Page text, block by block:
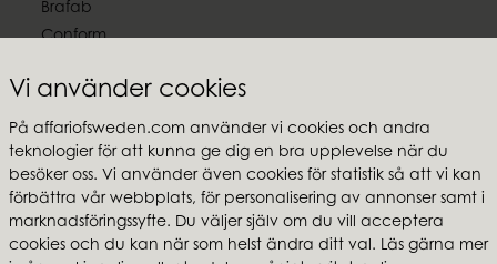
Vi använder cookies
På affariofsweden.com använder vi cookies och andra
teknologier för att kunna ge dig en bra upplevelse när du
besöker oss. Vi använder även cookies för statistik så att vi kan
förbättra vår webbplats, för personalisering av annonser samt i
marknadsföringssyfte. Du väljer själv om du vill acceptera
cookies och du kan när som helst ändra ditt val. Läs gärna mer
Brafab
Conform
MTI
Följ oss